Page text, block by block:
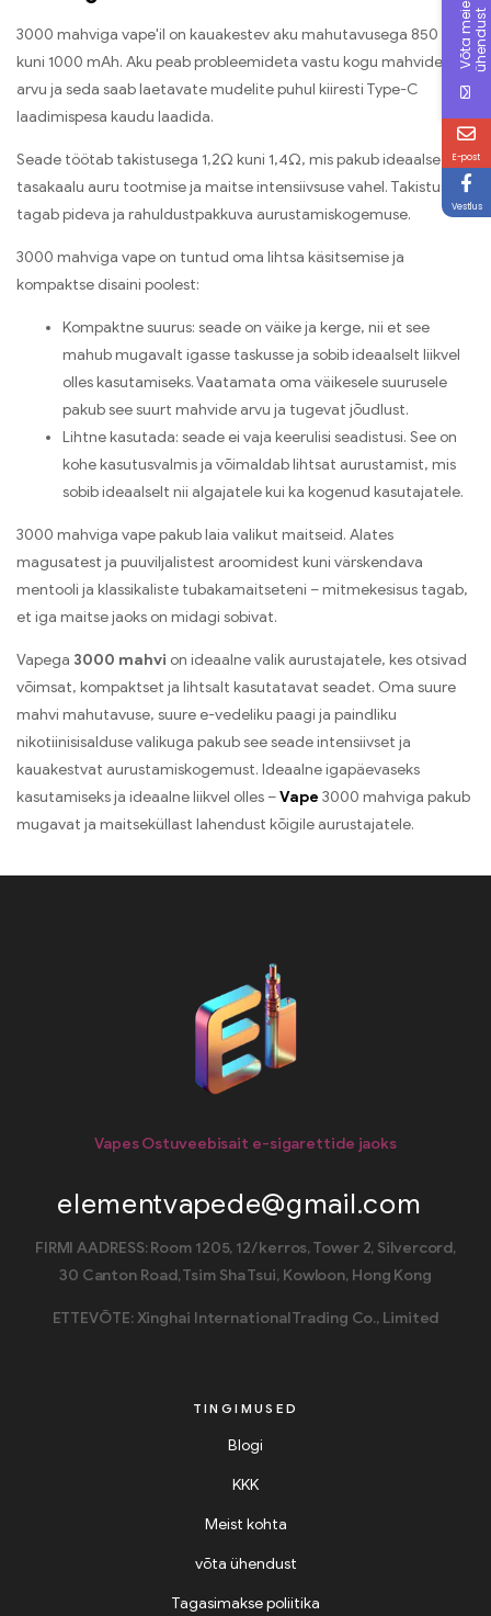
3000 mahviga vape'il on kauakestev aku mahutavusega 850 mAh
kuni 1000 mAh. Aku peab probleemideta vastu kogu mahvide
arvu ja seda saab laetavate mudelite puhul kiiresti Type-C
laadimispesa kaudu laadida.
Seade töötab takistusega 1,2Ω kuni 1,4Ω, mis pakub ideaalset
tasakaalu auru tootmise ja maitse intensiivsuse vahel. Takistus
tagab pideva ja rahuldustpakkuva aurustamiskogemuse.
3000 mahviga vape on tuntud oma lihtsa käsitsemise ja
kompaktse disaini poolest:
Kompaktne suurus: seade on väike ja kerge, nii et see
mahub mugavalt igasse taskusse ja sobib ideaalselt liikvel
olles kasutamiseks. Vaatamata oma väikesele suurusele
pakub see suurt mahvide arvu ja tugevat jõudlust.
Lihtne kasutada: seade ei vaja keerulisi seadistusi. See on
kohe kasutusvalmis ja võimaldab lihtsat aurustamist, mis
sobib ideaalselt nii algajatele kui ka kogenud kasutajatele.
3000 mahviga vape pakub laia valikut maitseid. Alates
magusatest ja puuviljalistest aroomidest kuni värskendava
mentooli ja klassikaliste tubakamaitseteni – mitmekesisus tagab,
et iga maitse jaoks on midagi sobivat.
Vapega 3000 mahvi on ideaalne valik aurustajatele, kes otsivad
võimsat, kompaktset ja lihtsalt kasutatavat seadet. Oma suure
mahvi mahutavuse, suure e-vedeliku paagi ja paindliku
nikotiinisisalduse valikuga pakub see seade intensiivset ja
kauakestvat aurustamiskogemust. Ideaalne igapäevaseks
kasutamiseks ja ideaalne liikvel olles –Vape 3000 mahviga pakub
mugavat ja maitseküllast lahendust kõigile aurustajatele.
Vapes Ostuveebisait e-sigarettide jaoks
elementvapede@gmail.com
FIRMI AADRESS: Room 1205, 12/kerros, Tower 2, Silvercord,
30 Canton Road, Tsim Sha Tsui, Kowloon, Hong Kong
ETTEVÕTE: Xinghai International Trading Co., Limited
TINGIMUSED
Blogi
KKK
Meist kohta
võta ühendust
Tagasimakse poliitika
V
õ
t
a
m
ei
e
g
a
ü
h
e
n
d
u
st
E-post
Vestlus